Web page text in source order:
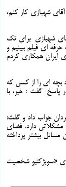
شهبازی کار کنم،
شهبازی برای تک
ای فیلم ببینیم و
ایران همکاری کردم
بچه ای را از کسی که
پاسخ گفت : خیر، با
جواب داد و گفت:
مشکلاتی دارد. فضای
بیشتر پرداخته
«سوبژکتیو شخصیت